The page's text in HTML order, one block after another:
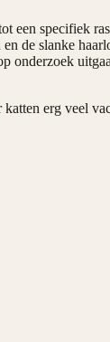
een specifiek
de slanke
onderzoek
erg veel